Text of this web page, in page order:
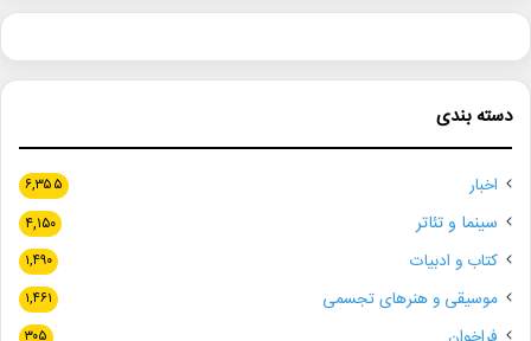
دسته بندی
اخبار ۶,۳۵۵
سینما و تئاتر ۴,۱۵۰
کتاب و ادبیات ۱,۴۹۰
موسیقی و هنرهای تجسمی ۱,۴۶۱